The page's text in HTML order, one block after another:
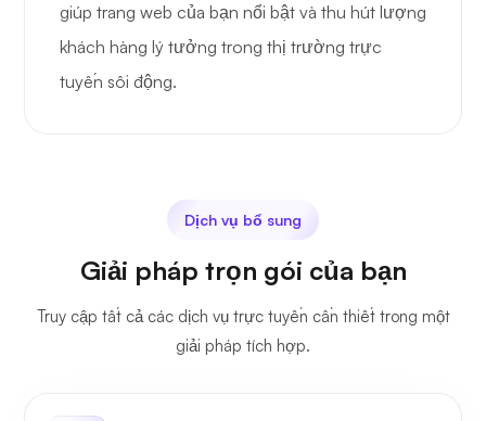
giúp trang web của bạn nổi bật và thu hút lượng
khách hàng lý tưởng trong thị trường trực
tuyến sôi động.
Dịch vụ bổ sung
Giải pháp trọn gói của bạn
Truy cập tất cả các dịch vụ trực tuyến cần thiết trong một
giải pháp tích hợp.